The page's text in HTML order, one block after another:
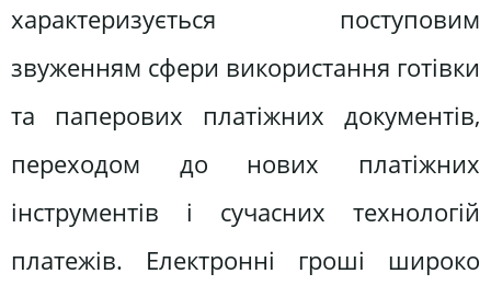
характеризується поступовим
звуженням сфери використання готівки
та паперових платіжних документів,
переходом до нових платіжних
інструментів і сучасних технологій
платежів. Електронні гроші широко